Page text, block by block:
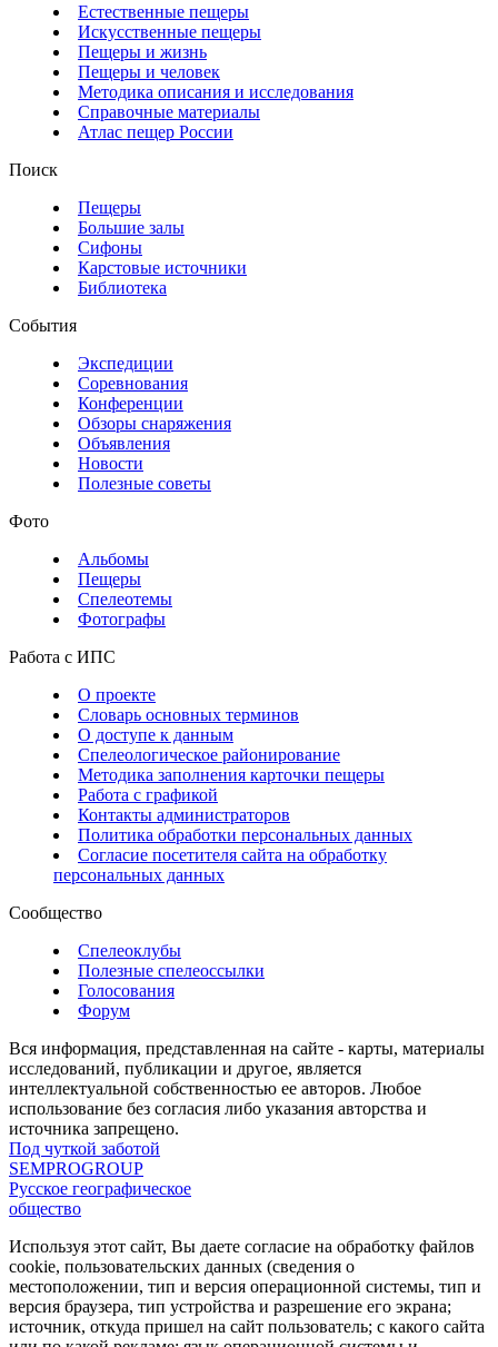
Естественные пещеры
Искусственные пещеры
Пещеры и жизнь
Пещеры и человек
Методика описания и исследования
Справочные материалы
Атлас пещер России
Поиск
Пещеры
Большие залы
Сифоны
Карстовые источники
Библиотека
События
Экспедиции
Соревнования
Конференции
Обзоры снаряжения
Объявления
Новости
Полезные советы
Фото
Альбомы
Пещеры
Спелеотемы
Фотографы
Работа с ИПС
О проекте
Словарь основных терминов
О доступе к данным
Спелеологическое районирование
Методика заполнения карточки пещеры
Работа с графикой
Контакты администраторов
Политика обработки персональных данных
Согласие посетителя сайта на обработку
персональных данных
Сообщество
Спелеоклубы
Полезные спелеоссылки
Голосования
Форум
Вся информация, представленная на сайте - карты, материалы
исследований, публикации и другое, является
интеллектуальной собственностью ее авторов. Любое
использование без согласия либо указания авторства и
источника запрещено.
Под чуткой заботой
SEMPROGROUP
Русское географическое
общество
Используя этот сайт, Вы даете согласие на обработку файлов
cookie, пользовательских данных (сведения о
местоположении, тип и версия операционной системы, тип и
версия браузера, тип устройства и разрешение его экрана;
источник, откуда пришел на сайт пользователь; с какого сайта